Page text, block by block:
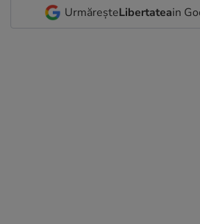
UrmăreșteLibertateain